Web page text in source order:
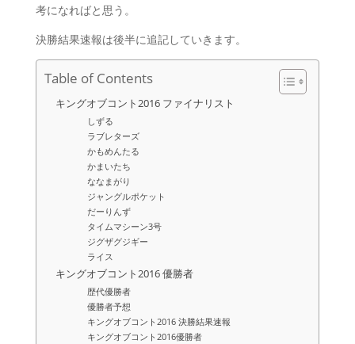
考になればと思う。
決勝結果速報は後半に追記していきます。
Table of Contents
キングオブコント2016 ファイナリスト
しずる
ラブレターズ
かもめんたる
かまいたち
ななまがり
ジャングルポケット
だーりんず
タイムマシーン3号
ジグザグジギー
ライス
キングオブコント2016 優勝者
歴代優勝者
優勝者予想
キングオブコント2016 決勝結果速報
キングオブコント2016優勝者